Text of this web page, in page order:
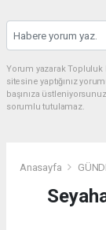
Yorum yazarak Topluluk
sitesine yaptığınız
başınıza
sorumlu tutulamaz.
Anasayfa